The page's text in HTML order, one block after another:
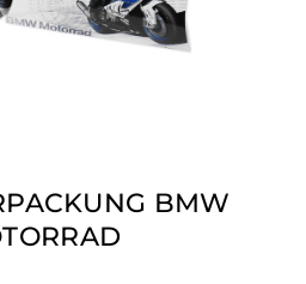
BMW